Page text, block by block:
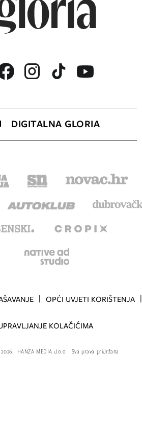
DIGITALNA GLORIA
OPĆI UVJETI KORIŠTENJA
KOLAČIĆIMA
2026. HANZA MEDIA d.o.o Sva prava pridržana